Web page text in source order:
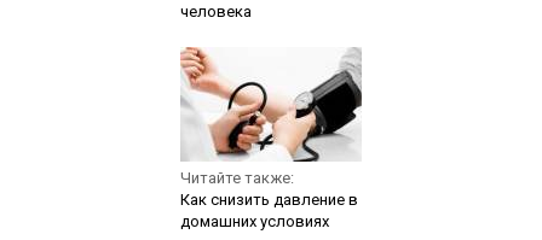
человека
Читайте также:
Как снизить давление в
домашних условиях